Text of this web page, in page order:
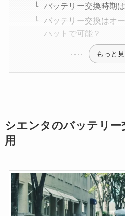
バッテリー交換時期
バッテリー交換はオ
ハットで可能？
もっと
シエンタのバッテリー
用